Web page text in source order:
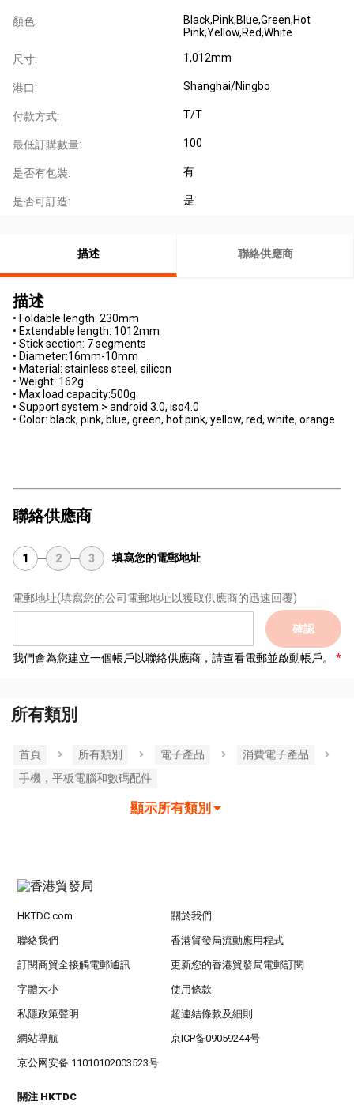
顏色:
Black,Pink,Blue,Green,Hot
Pink,Yellow,Red,White
尺寸: 1,012mm
港口: Shanghai/Ningbo
付款方式: T/T
最低訂購數量: 100
是否有包裝: 有
是否可訂造: 是
描述 聯絡供應商
描述
• Foldable length: 230mm
• Extendable length: 1012mm
• Stick section: 7 segments
• Diameter:16mm-10mm
• Material: stainless steel, silicon
• Weight: 162g
• Max load capacity:500g
• Support system:> android 3.0, iso4.0
• Color: black, pink, blue, green, hot pink, yellow, red, white, orange
聯絡供應商
1 2 3 填寫您的電郵地址
電郵地址(填寫您的公司電郵地址以獲取供應商的迅速回覆)
確認
我們會為您建立一個帳戶以聯絡供應商，請查看電郵並啟動帳戶。
所有類別
首頁 所有類別 電子產品
消費電子產品
手機，平板電腦和數碼配件
顯示所有類別
HKTDC.com 關於我們
聯絡我們 香港貿發局流動應用程式
訂閱商貿全接觸電郵通訊 更新您的香港貿發局電郵訂閱
字體大小 使用條款
私隱政策聲明 超連結條款及細則
網站導航 京ICP备09059244号
京公网安备 11010102003523号
關注 HKTDC